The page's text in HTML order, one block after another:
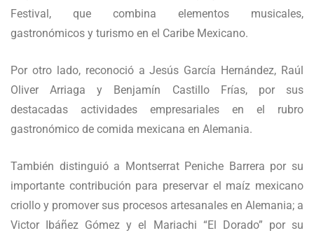
Festival, que combina elementos musicales,
gastronómicos y turismo en el Caribe Mexicano.
Por otro lado, reconoció a Jesús García Hernández, Raúl
Oliver Arriaga y Benjamín Castillo Frías, por sus
destacadas actividades empresariales en el rubro
gastronómico de comida mexicana en Alemania.
También distinguió a Montserrat Peniche Barrera por su
importante contribución para preservar el maíz mexicano
criollo y promover sus procesos artesanales en Alemania; a
Victor Ibáñez Gómez y el Mariachi “El Dorado” por su